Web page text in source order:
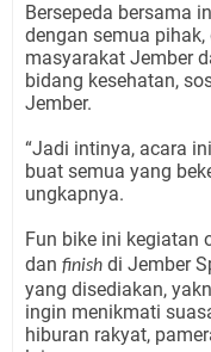
Bersepeda bersama
dengan semua
masyarakat Jember
bidang kesehatan,
Jember.
“Jadi intinya, acara
buat semua yang
ungkapnya.
Fun bike ini kegiatan
dan finish di Jember
yang disediakan,
ingin menikmati
hiburan rakyat,